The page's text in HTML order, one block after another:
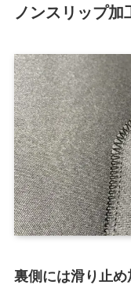
ノンスリップ加
裏側には滑り止め